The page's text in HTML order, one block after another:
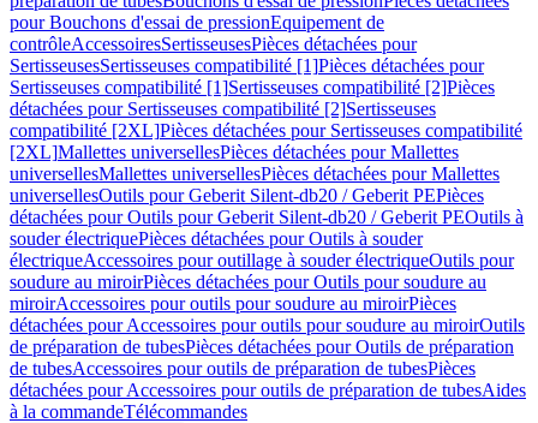
pour Bouchons d'essai de pressionEquipement de
contrôleAccessoiresSertisseusesPièces détachées pour
SertisseusesSertisseuses compatibilité [1]Pièces détachées pour
Sertisseuses compatibilité [1]Sertisseuses compatibilité [2]Pièces
détachées pour Sertisseuses compatibilité [2]Sertisseuses
compatibilité [2XL]Pièces détachées pour Sertisseuses compatibilité
[2XL]Mallettes universellesPièces détachées pour Mallettes
universellesMallettes universellesPièces détachées pour Mallettes
universellesOutils pour Geberit Silent-db20 / Geberit PEPièces
détachées pour Outils pour Geberit Silent-db20 / Geberit PEOutils à
souder électriquePièces détachées pour Outils à souder
électriqueAccessoires pour outillage à souder électriqueOutils pour
soudure au miroirPièces détachées pour Outils pour soudure au
miroirAccessoires pour outils pour soudure au miroirPièces
détachées pour Accessoires pour outils pour soudure au miroirOutils
de préparation de tubesPièces détachées pour Outils de préparation
de tubesAccessoires pour outils de préparation de tubesPièces
détachées pour Accessoires pour outils de préparation de tubesAides
à la commandeTélécommandes